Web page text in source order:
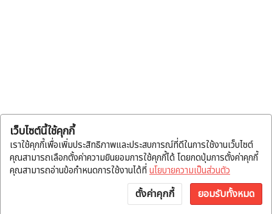
แจ้งโอน บัญชี พูดคุย
เว็บไซต์นี้ใช้คุกกี้
เราใช้คุกกี้เพื่อเพิ่มประสิทธิภาพและประสบการณ์ที่ดีในการใช้งานเว็บไซต์
คุณสามารถเลือกตั้งค่าความยินยอมการใช้คุกกี้ได้ โดยกดปุ่มการตั้งค่าคุกกี้
คุณสามารถอ่านข้อกำหนดการใช้งานได้ที่ นโยบายความเป็นส่วนตัว
ตั้งค่าคุกกี้ ยอมรับทั้งหมด